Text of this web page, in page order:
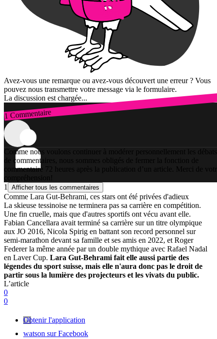
Avez-vous une remarque ou avez-vous découvert une erreur ? Vous
pouvez nous transmettre votre message via le formulaire.
La discussion est chargée...
1 Commentaire
Connexion
Comme nous voulons continuer à modérer personnellement les débats
de commentaires, nous sommes obligés de fermer la fonction de
commentaire 72 heures après la publication d’un article. Merci de
compréhension!
1
Afficher tous les commentaires
Comme Lara Gut-Behrami, ces stars ont été privées d'adieux
La skieuse tessinoise ne terminera pas sa carrière en compétition.
Une fin cruelle, mais que d'autres sportifs ont vécu avant elle.
Fabian Cancellara avait terminé sa carrière sur un titre olympique
aux JO 2016, Nicola Spirig en battant son record personnel sur
semi-marathon devant sa famille et ses amis en 2022, et Roger
Federer la même année par un double mythique avec Rafael Nadal
en Laver Cup. Lara Gut-Behrami fait elle aussi partie des
légendes du sport suisse, mais elle n'aura donc pas le droit de
partir sous la lumière des projecteurs et les vivats du public.
L’article
0
0
Obtenir l'application
watson sur Facebook